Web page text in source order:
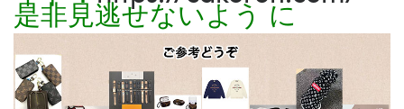
是非見逃せないよう に